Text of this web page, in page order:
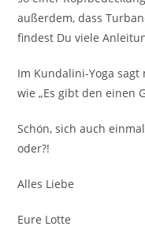
außerdem, dass
findest Du viele
Im Kundalini-Yoga
wie „Es gibt den einen
Schön, sich auch
oder?!
Alles Liebe
Eure Lotte